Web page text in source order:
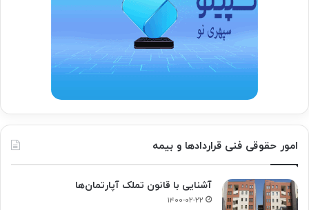
امور حقوقی فنی قراردادها و بیمه
آشنایی با قانون تملک آپارتمان‌ها
۱۴۰۰-۰۲-۲۲